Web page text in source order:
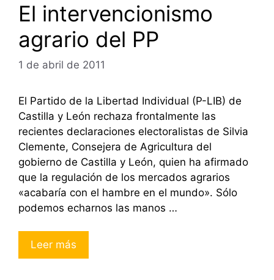
El intervencionismo
agrario del PP
1 de abril de 2011
El Partido de la Libertad Individual (P-LIB) de
Castilla y León rechaza frontalmente las
recientes declaraciones electoralistas de Silvia
Clemente, Consejera de Agricultura del
gobierno de Castilla y León, quien ha afirmado
que la regulación de los mercados agrarios
«acabaría con el hambre en el mundo». Sólo
podemos echarnos las manos …
Leer más